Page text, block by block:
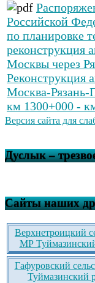
Российской
по планировке
реконструкция
Москвы через
Реконструкция
Москва-Рязань-
км 1300+000 -
Версия сайта для
Дуслык –
Сайты наших
Верхнетроицкий
МР
Гафуровский
Туймазинский